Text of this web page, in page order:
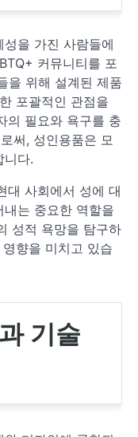
을 가진 사람들에
커뮤니티를 포
을 위해 설계된 제품
포괄적인 관점을
의 필요와 욕구를 충
써, 성인용품은 모
니다.
대 사회에서 성에 대
는 중요한 역할을
성적 욕망을 탐구하
향을 미치고 있습
기술